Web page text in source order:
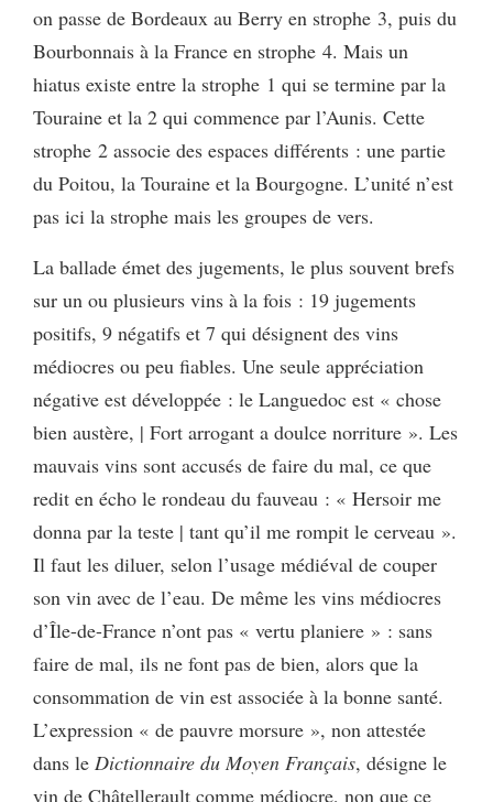
on passe de Bordeaux au Berry en strophe 3, puis du
Bourbonnais à la France en strophe 4. Mais un
hiatus existe entre la strophe 1 qui se termine par la
Touraine et la 2 qui commence par l’Aunis. Cette
strophe 2 associe des espaces différents : une partie
du Poitou, la Touraine et la Bourgogne. L’unité n’est
pas ici la strophe mais les groupes de vers.
La ballade émet des jugements, le plus souvent brefs
sur un ou plusieurs vins à la fois : 19 jugements
positifs, 9 négatifs et 7 qui désignent des vins
médiocres ou peu fiables. Une seule appréciation
négative est développée : le Languedoc est « chose
bien austère, | Fort arrogant a doulce norriture ». Les
mauvais vins sont accusés de faire du mal, ce que
redit en écho le rondeau du fauveau : « Hersoir me
donna par la teste | tant qu’il me rompit le cerveau ».
Il faut les diluer, selon l’usage médiéval de couper
son vin avec de l’eau. De même les vins médiocres
d’Île-de-France n’ont pas « vertu planiere » : sans
faire de mal, ils ne font pas de bien, alors que la
consommation de vin est associée à la bonne santé.
L’expression « de pauvre morsure », non attestée
dans le Dictionnaire du Moyen Français, désigne le
vin de Châtellerault comme médiocre, non que ce